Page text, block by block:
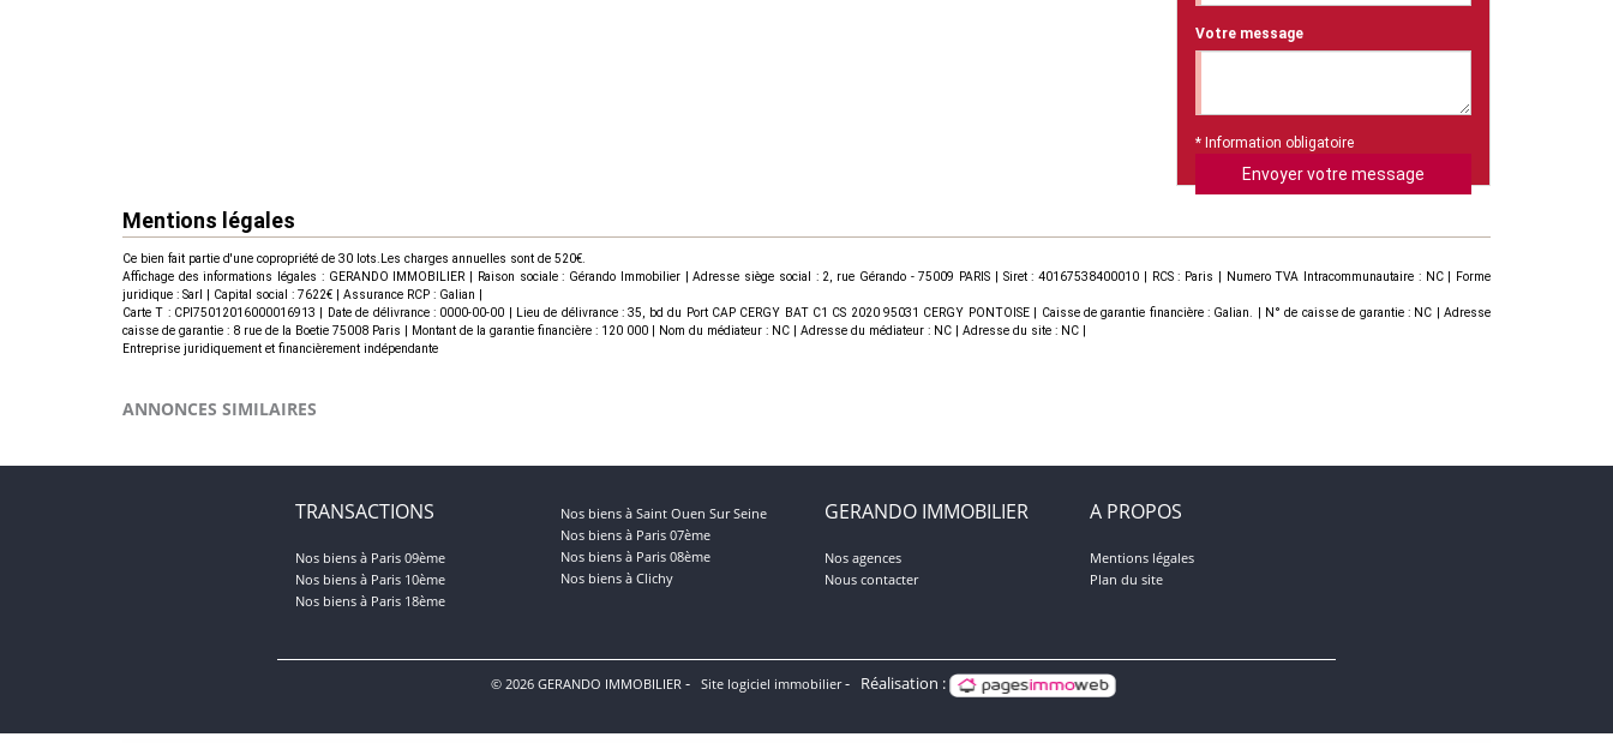
Votre message
* Information obligatoire
Envoyer votre message
Mentions légales
Ce bien fait partie d'une copropriété de 30 lots.Les charges annuelles sont de 520€.
Affichage des informations légales : GERANDO IMMOBILIER | Raison sociale : Gérando Immobilier | Adresse siège social : 2, rue Gérando - 75009 PARIS | Siret : 40167538400010 | RCS : Paris | Numero TVA Intracommunautaire : NC | Forme
juridique : Sarl | Capital social : 7622€ | Assurance RCP : Galian |
Carte T : CPI75012016000016913 | Date de délivrance : 0000-00-00 | Lieu de délivrance : 35, bd du Port CAP CERGY BAT C1 CS 2020 95031 CERGY PONTOISE | Caisse de garantie financière : Galian. | N° de caisse de garantie : NC | Adresse
caisse de garantie : 8 rue de la Boetie 75008 Paris | Montant de la garantie financière : 120 000 | Nom du médiateur : NC | Adresse du médiateur : NC | Adresse du site : NC |
Entreprise juridiquement et financièrement indépendante
ANNONCES SIMILAIRES
TRANSACTIONS
Nos biens à Paris 09ème
Nos biens à Paris 10ème
Nos biens à Paris 18ème
Nos biens à Saint Ouen Sur Seine
Nos biens à Paris 07ème
Nos biens à Paris 08ème
Nos biens à Clichy
GERANDO IMMOBILIER
Nos agences
Nous contacter
A PROPOS
Mentions légales
Plan du site
© 2026 GERANDO IMMOBILIER Site logiciel immobilier Réalisation :